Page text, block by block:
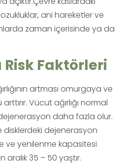
ani hareketler ve
zaman içerisinde ya da
Risk Faktörleri
artması omurgaya ve
Vücut ağırlığı normal
daha fazla olur.
disklerdeki dejenerasyon
ve yenilenme kapasitesi
aralık 35 – 50 yaştır.